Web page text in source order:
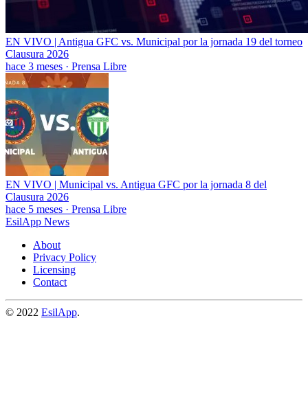
EN VIVO | Antigua GFC vs. Municipal por la jornada 19 del torneo
Clausura 2026
hace 3 meses · Prensa Libre
EN VIVO | Municipal vs. Antigua GFC por la jornada 8 del
Clausura 2026
hace 5 meses · Prensa Libre
EsilApp News
About
Privacy Policy
Licensing
Contact
© 2022 EsilApp.